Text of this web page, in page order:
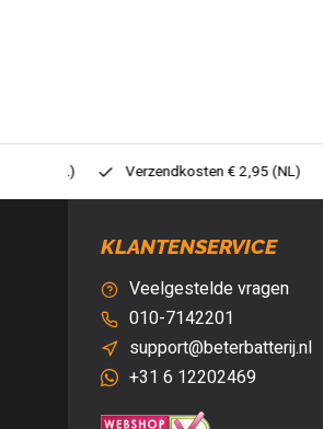
Verzendkosten € 2,95 (NL)
KLANTENSERVICE
Veelgestelde vragen
010-7142201
support@beterbatterij.nl
+31 6 12202469